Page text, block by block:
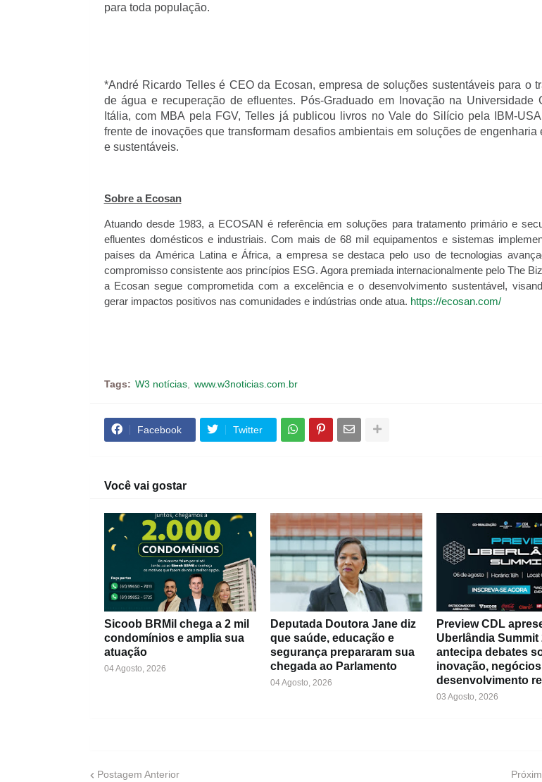
para toda população.
*André Ricardo Telles é CEO da Ecosan, empresa de soluções sustentáveis para o
de água e recuperação de efluentes. Pós-Graduado em Inovação na Universidade
Itália, com MBA pela FGV, Telles já publicou livros no Vale do Silício pela IBM-
frente de inovações que transformam desafios ambientais em soluções de engenharia
e sustentáveis.
Sobre a Ecosan
Atuando desde 1983, a ECOSAN é referência em soluções para tratamento primário e
efluentes domésticos e industriais. Com mais de 68 mil equipamentos e sistemas
países da América Latina e África, a empresa se destaca pelo uso de tecnologias
compromisso consistente aos princípios ESG. Agora premiada internacionalmente pelo The
a Ecosan segue comprometida com a excelência e o desenvolvimento sustentável,
gerar impactos positivos nas comunidades e indústrias onde atua. https://ecosan.com/
Tags: W3 notícias www.w3noticias.com.br
Facebook Twitter
Você vai gostar
Sicoob BRMil chega a 2 mil
condomínios e amplia sua
atuação
04 Agosto, 2026
Deputada Doutora Jane diz
que saúde, educação e
segurança prepararam sua
chegada ao Parlamento
04 Agosto, 2026
Preview CDL
Uberlândia Summit
antecipa debates
inovação,
desenvolvimento
03 Agosto, 2026
Postagem Anterior